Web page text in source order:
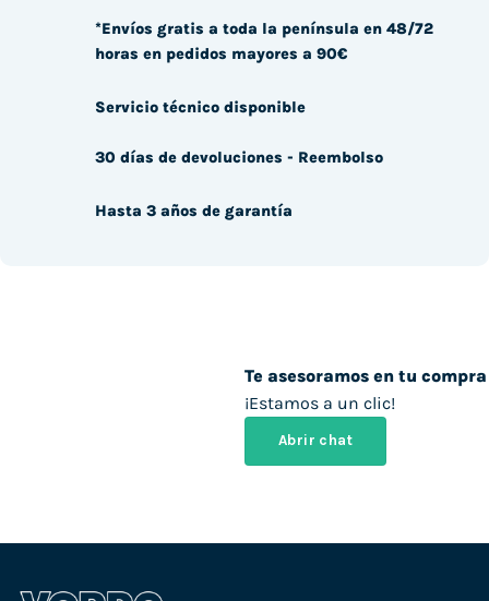
Te asesoramos en tu compra
¡Estamos a un clic!
Abrir chat
*Envíos gratis a toda la península en 48/72
horas en pedidos mayores a 90€
Servicio técnico disponible
30 días de devoluciones - Reembolso
Hasta 3 años de garantía